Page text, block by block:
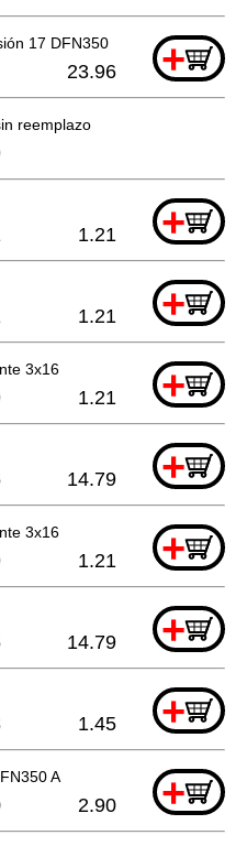
17 DFN350 +
23.96
reemplazo
+
1.21
+
1.21
3x16 +
1.21
+
14.79
3x16 +
1.21
+
14.79
+
1.45
A +
2.90